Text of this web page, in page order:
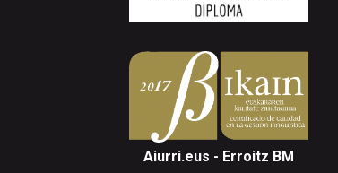
Aiurri.eus - Erroitz BM